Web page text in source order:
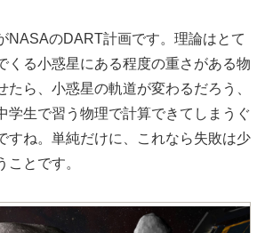
NASAのDART計画です。理論はとて
くる小惑星にある程度の重さがある物
たら、小惑星の軌道が変わるだろう、
学生で習う物理で計算できてしまうぐ
すね。単純だけに、これなら失敗は少
ことです。